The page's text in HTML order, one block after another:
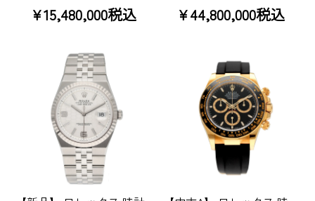
¥15,480,000税込 ¥44,800,000税込